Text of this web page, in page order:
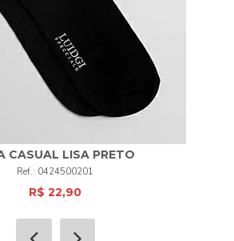
CASUAL LISA PRETO
0424500201
R$ 22,90